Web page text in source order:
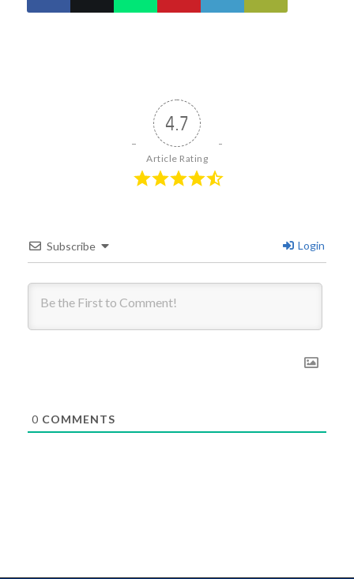
4.7
Article Rating
Subscribe Login
0 COMMENTS